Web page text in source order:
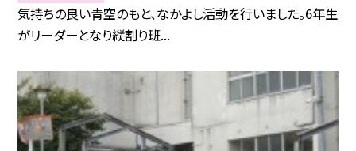
気持ちの良い青空のもと、なかよし活動を行いました。6年生
がリーダーとなり縦割り班...